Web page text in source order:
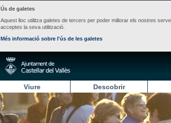
Ús de galetes
Aquest lloc utilitza galetes de tercers per poder millorar els nostres
acceptes la seva utilització.
Més informació sobre l'ús de les galetes
Viure Descobrir